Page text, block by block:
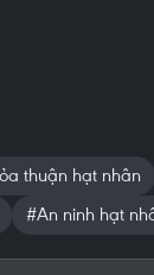
thuận hạt nhân
#An ninh hạt